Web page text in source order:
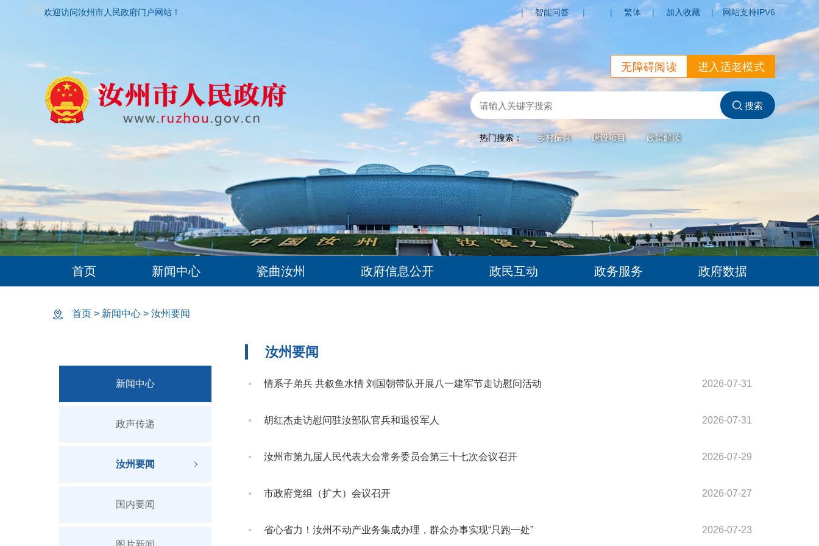
欢迎访问汝州市人民政府门户网站！ | 智能问答 | | 繁体 | 加入收藏 | 网站支持IPV6
进入适老模式
无障碍阅读
热门搜索： 乡村振兴 建设项目 政策解读
首页 新闻中心 瓷曲汝州 政府信息公开 政民互动 政务服务 政府数据
首页 > 新闻中心 > 汝州要闻
新闻中心
政声传递
汝州要闻
国内要闻
汝州要闻
情系子弟兵 共叙鱼水情 刘国朝带队开展八一建军节走访慰问活动 2026-07-31
胡红杰走访慰问驻汝部队官兵和退役军人 2026-07-31
汝州市第九届人民代表大会常务委员会第三十七次会议召开 2026-07-29
市政府党组（扩大）会议召开 2026-07-27
省心省力！汝州不动产业务集成办理，群众办事实现“只跑一处” 2026-07-23